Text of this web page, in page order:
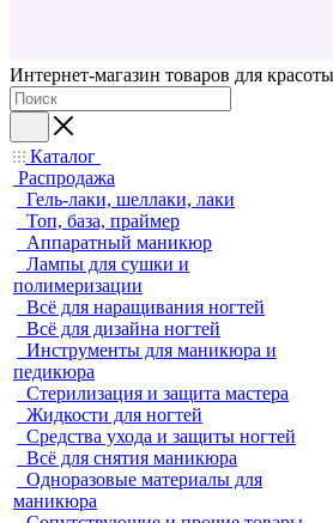
Интернет-магазин товаров для
Каталог
Распродажа
Гель-лаки, шеллаки, лаки
Топ, база, праймер
Аппаратный маникюр
Лампы для сушки и
полимеризации
Всё для наращивания ногтей
Всё для дизайна ногтей
Инструменты для маникюра и
педикюра
Стерилизация и защита мастера
Жидкости для ногтей
Средства ухода и защиты ногтей
Всё для снятия маникюра
Одноразовые материалы для
маникюра